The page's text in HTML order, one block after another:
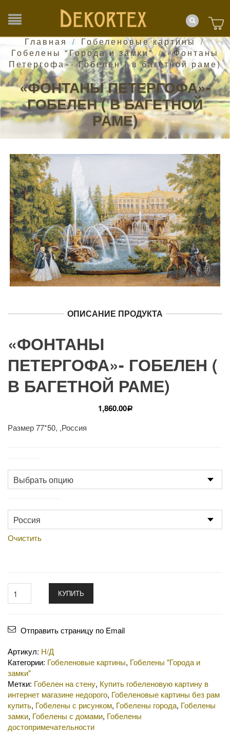
Главная / Гобеленовые картины /
Гобелены "Города и замки" /«Фонтаны
Петергофа»- Гобелен ( в багетной раме)
«ФОНТАНЫ ПЕТЕРГОФА»-
ГОБЕЛЕН ( В БАГЕТНОЙ
РАМЕ)
ОПИСАНИЕ ПРОДУКТА
«ФОНТАНЫ
ПЕТЕРГОФА»- ГОБЕЛЕН (
В БАГЕТНОЙ РАМЕ)
1,860.00Р
Размер 77*50, ,Россия
Очистить
КУПИТЬ
Отправить страницу по Email
Артикул: Н/Д
Категории: Гобеленовые картины, Гобелены "Города и
замки"
Метки: Гобелен на стену, Купить гобеленовую картину в
интернет магазине недорого, Гобеленовые картины без рам
купить, Гобелены с рисунком, Гобелены города, Гобелены
замки, Гобелены с домами, Гобелены
достопримечательности